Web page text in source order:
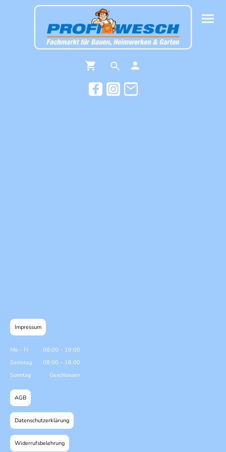
Impressum
Mo – Fr 08:00 – 19:00
Samstag
08:00 – 16:00
Sonntag
Geschlossen
AGB
Datenschutzerklärung
Widerrufsbelehrung